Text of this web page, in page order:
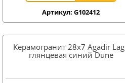
Артикул: G102412
Керамогранит 28x7 Agadir
глянцевая синий Dune